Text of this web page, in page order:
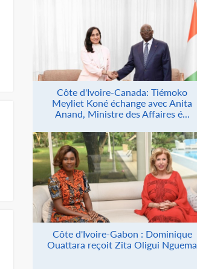
Côte d'Ivoire-Canada: Tiémoko
Meyliet Koné échange avec Anita
Anand, Ministre des Affaires é...
Côte d'Ivoire-Gabon : Dominique
Ouattara reçoit Zita Oligui Nguema